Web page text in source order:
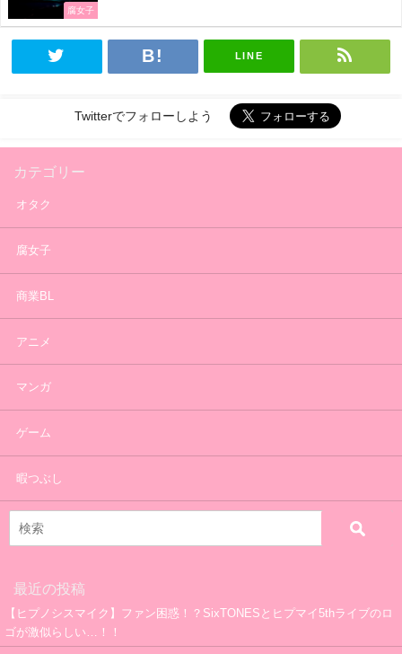
腐女子
LINE
Twitterでフォローしよう
カテゴリー
オタク
腐女子
商業BL
アニメ
マンガ
ゲーム
暇つぶし
最近の投稿
【ヒプノシスマイク】ファン困惑！？SixTONESとヒプマイ5thライブのロ
ゴが激似らしい…！！